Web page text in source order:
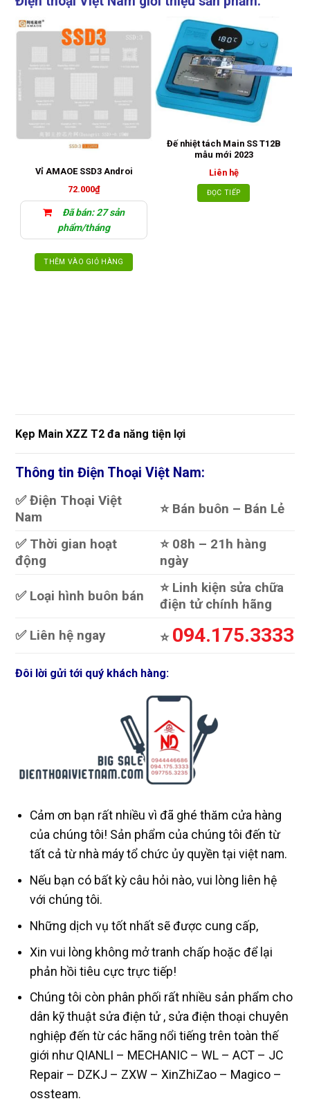
Vỉ AMAOE SSD3 Androi
72.000₫
Đã bán: 27 sản
phẩm/tháng
THÊM VÀO GIỎ HÀNG
Đế nhiệt tách Main SS T12B
mẫu mới 2023
Liên hệ
ĐỌC TIẾP
Kẹp Main XZZ T2 đa năng tiện lợi
Thông tin Điện Thoại Việt Nam:
✅ Điện Thoại Việt
Nam
⭐️ Bán buôn – Bán Lẻ
✅ Thời gian hoạt
động
⭐️ 08h – 21h hàng
ngày
✅ Loại hình buôn bán
⭐️ Linh kiện sửa chữa
điện tử chính hãng
✅ Liên hệ ngay
⭐️ 094.175.3333
Đôi lời gửi tới quý khách hàng:
Cảm ơn bạn rất nhiều vì đã ghé thăm cửa hàng
của chúng tôi! Sản phẩm của chúng tôi đến từ
tất cả từ nhà máy tổ chức ủy quyền tại việt nam.
Nếu bạn có bất kỳ câu hỏi nào, vui lòng liên hệ
với chúng tôi.
Những dịch vụ tốt nhất sẽ được cung cấp,
Xin vui lòng không mở tranh chấp hoặc để lại
phản hồi tiêu cực trực tiếp!
Chúng tôi còn phân phối rất nhiều sản phẩm cho
dân kỹ thuật sửa điện tử , sửa điện thoại chuyên
nghiệp đến từ các hãng nổi tiếng trên toàn thế
giới như QIANLI – MECHANIC – WL – ACT – JC
Repair – DZKJ – ZXW – XinZhiZao – Magico –
ossteam.